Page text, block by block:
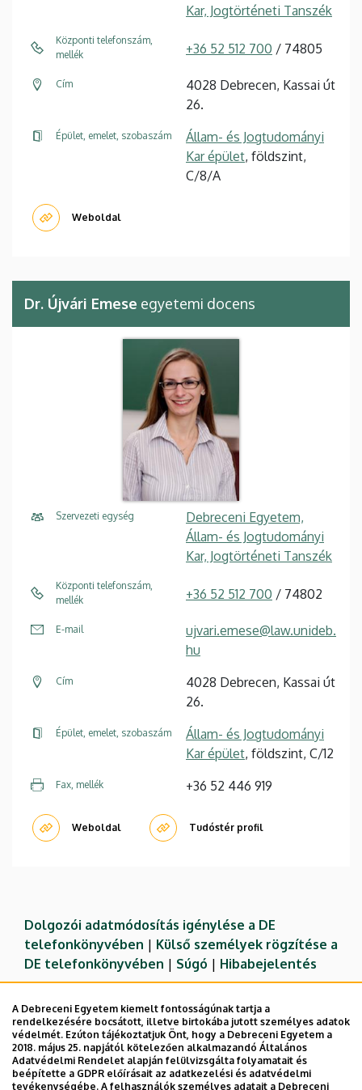
Kar, Jogtörténeti Tanszék
Központi telefonszám,
mellék
+36 52 512 700 / 74805
Cím
4028 Debrecen, Kassai út
26.
Épület, emelet, szobaszám
Állam- és Jogtudományi
Kar épület, földszint,
C/8/A
Weboldal
Dr. Újvári Emese egyetemi docens
Szervezeti egység
Debreceni Egyetem,
Állam- és Jogtudományi
Kar, Jogtörténeti Tanszék
Központi telefonszám,
mellék
+36 52 512 700 / 74802
E-mail
ujvari.emese@law.unideb.
hu
Cím
4028 Debrecen, Kassai út
26.
Épület, emelet, szobaszám
Állam- és Jogtudományi
Kar épület, földszint, C/12
Fax, mellék +36 52 446 919
Weboldal Tudóstér profil
Dolgozói adatmódosítás igénylése a DE
telefonkönyvében | Külső személyek rögzítése a
DE telefonkönyvében | Súgó | Hibabejelentés
A Debreceni Egyetem kiemelt fontosságúnak tartja a
rendelkezésére bocsátott, illetve birtokába jutott személyes adatok
védelmét. Ezúton tájékoztatjuk Önt, hogy a Debreceni Egyetem a
2018. május 25. napjától kötelezően alkalmazandó Általános
Adatvédelmi Rendelet alapján felülvizsgálta folyamatait és
beépítette a GDPR előírásait az adatkezelési és adatvédelmi
tevékenységébe. A felhasználók személyes adatait a Debreceni